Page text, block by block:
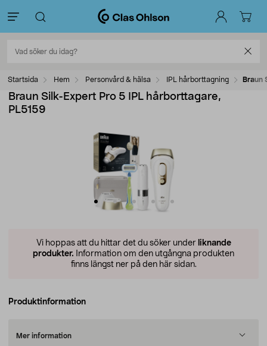
Startsida Hem Personvård & hälsa IPL hårborttagning Braun
Braun Silk-Expert Pro 5 IPL hårborttagare,
PL5159
Vi hoppas att du hittar det du söker under liknande
produkter. Information om den utgångna produkten
finns längst ner på den här sidan.
Produktinformation
Mer information